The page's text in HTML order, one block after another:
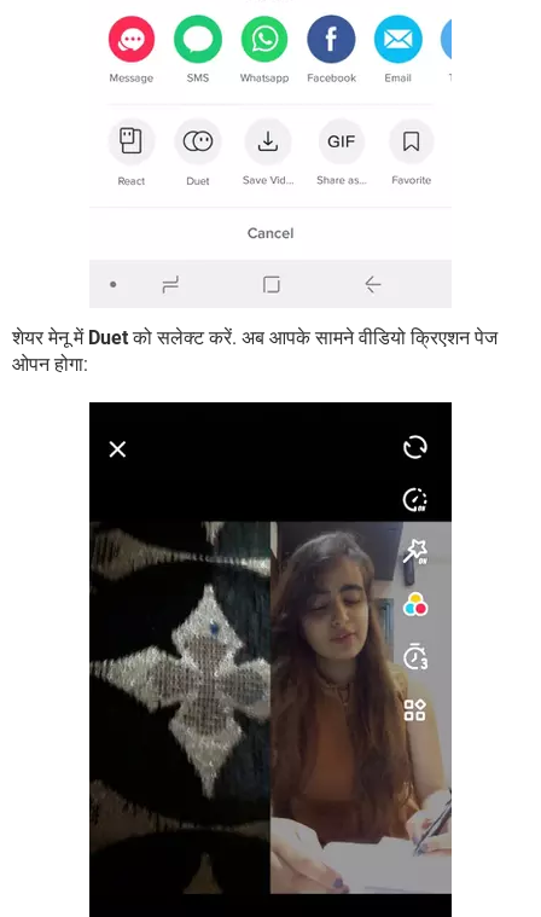
शेयर मेनू में Duetको सलेक्ट करें. अब आपके सामने वीडियो क्रिएशन पेज
ओपन होगा: